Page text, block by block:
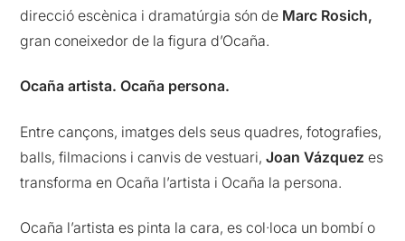
direcció escènica i dramatúrgia són de Marc Rosich,
gran coneixedor de la figura d’Ocaña.
Ocaña artista. Ocaña persona.
Entre cançons, imatges dels seus quadres, fotografies,
balls, filmacions i canvis de vestuari,Joan Vázquez es
transforma en Ocaña l’artista i Ocaña la persona.
Ocaña l’artista es pinta la cara, es col·loca un bombí o